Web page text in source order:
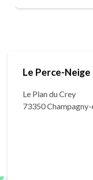
Le Perce-
Le Plan du Crey
73350 Champagny-